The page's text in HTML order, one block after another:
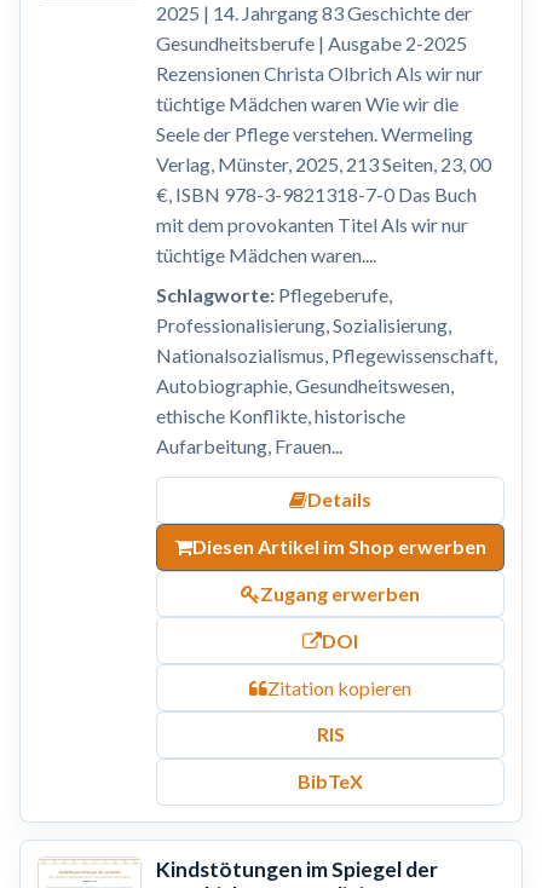
2025 | 14. Jahrgang 83 Geschichte der
Gesundheitsberufe | Ausgabe 2-2025
Rezensionen Christa Olbrich Als wir nur
tüchtige Mädchen waren Wie wir die
Seele der Pflege verstehen. Wermeling
Verlag, Münster, 2025, 213 Seiten, 23, 00
€, ISBN 978-3-9821318-7-0 Das Buch
mit dem provokanten Titel Als wir nur
tüchtige Mädchen waren....
Schlagworte:Pflegeberufe,
Professionalisierung, Sozialisierung,
Nationalsozialismus, Pflegewissenschaft,
Autobiographie, Gesundheitswesen,
ethische Konflikte, historische
Aufarbeitung, Frauen...
Details
Diesen Artikel im Shop erwerben
Zugang erwerben
DOI
Zitation kopieren
RIS
BibTeX
Kindstötungen im Spiegel der